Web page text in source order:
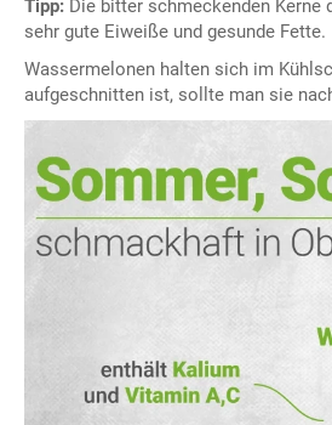
Tipp: Die bitter schmeckenden
sehr gute Eiweiße und gesunde Fette.
Wassermelonen halten sich im
aufgeschnitten ist, sollte man sie